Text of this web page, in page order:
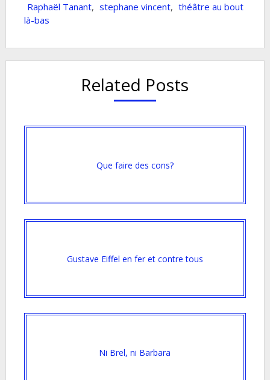
Raphaël Tanant, stephane vincent, théâtre au bout
là-bas
Related Posts
Que faire des cons?
Gustave Eiffel en fer et contre tous
Ni Brel, ni Barbara